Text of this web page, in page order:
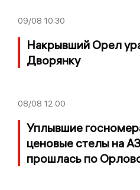
09/08 10:30
Накрывший Орел
Дворянку
08/08 12:00
Уплывшие
ценовые стелы на
прошлась по